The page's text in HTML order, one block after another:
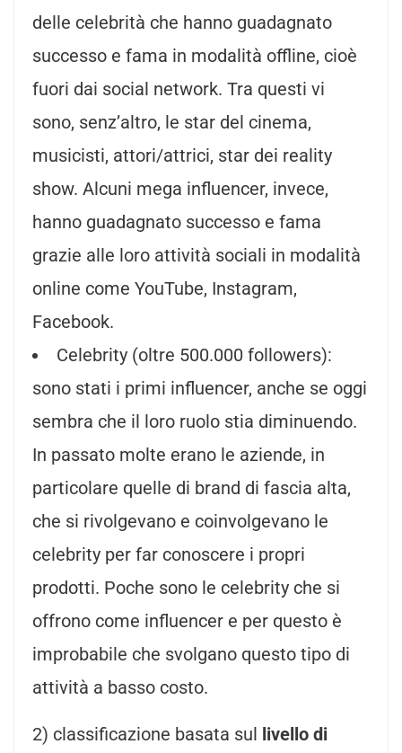
delle celebrità che hanno guadagnato
successo e fama in modalità offline, cioè
fuori dai social network. Tra questi vi
sono, senz’altro, le star del cinema,
musicisti, attori/attrici, star dei reality
show. Alcuni mega influencer, invece,
hanno guadagnato successo e fama
grazie alle loro attività sociali in modalità
online come YouTube, Instagram,
Facebook.
Celebrity (oltre 500.000 followers):
sono stati i primi influencer, anche se oggi
sembra che il loro ruolo stia diminuendo.
In passato molte erano le aziende, in
particolare quelle di brand di fascia alta,
che si rivolgevano e coinvolgevano le
celebrity per far conoscere i propri
prodotti. Poche sono le celebrity che si
offrono come influencer e per questo è
improbabile che svolgano questo tipo di
attività a basso costo.
2) classificazione basata sul livello di